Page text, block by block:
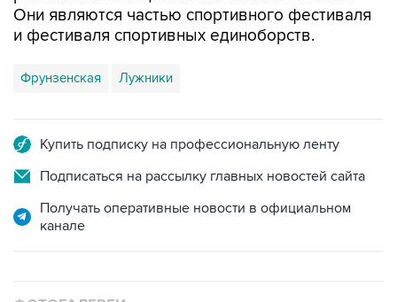
Они являются частью спортивного фестиваля
и фестиваля спортивных единоборств.
Фрунзенская Лужники
Купить подписку на профессиональную ленту
Подписаться на рассылку главных новостей сайта
Получать оперативные новости в официальном
канале